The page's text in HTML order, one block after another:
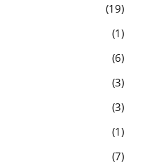
19
1
6
3
3
1
7